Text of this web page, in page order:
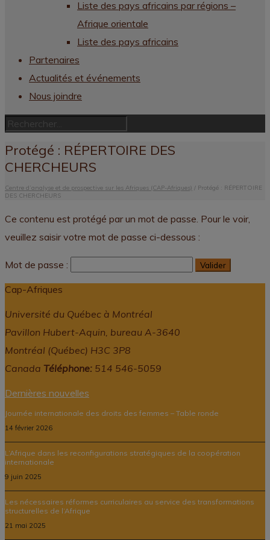
Liste des pays africains par régions –
Afrique orientale
Liste des pays africains
Partenaires
Actualités et événements
Nous joindre
Protégé : RÉPERTOIRE DES
CHERCHEURS
Centre d’analyse et de prospective sur les Afriques (CAP-Afriques) / Protégé : RÉPERTOIRE
DES CHERCHEURS
Ce contenu est protégé par un mot de passe. Pour le voir,
veuillez saisir votre mot de passe ci-dessous :
Mot de passe :
Cap-Afriques
Université du Québec à Montréal
Pavillon Hubert-Aquin, bureau A-3640
Montréal (Québec) H3C 3P8
Canada Téléphone: 514 546-5059
Dernières nouvelles
Journée internationale des droits des femmes – Table ronde
14 février 2026
L’Afrique dans les reconfigurations stratégiques de la coopération
internationale
9 juin 2025
Les nécessaires réformes curriculaires au service des transformations
structurelles de l’Afrique
21 mai 2025